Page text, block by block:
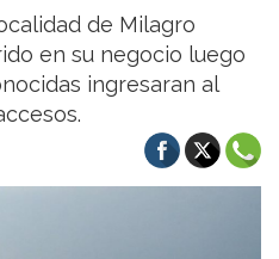
de Milagro
en su negocio luego
ingresaran al